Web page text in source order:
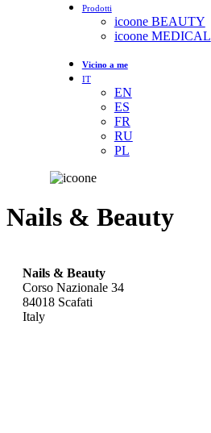
Prodotti
icoone BEAUTY
icoone MEDICAL
Vicino a me
IT
EN
ES
FR
RU
PL
Nails & Beauty
Nails & Beauty
Corso Nazionale 34
84018 Scafati
Italy